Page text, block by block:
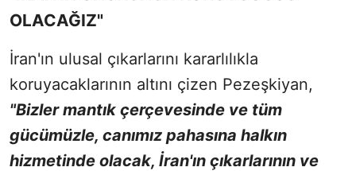
OLACAĞIZ"
İran'ın ulusal çıkarlarını kararlılıkla
koruyacaklarının altını çizen Pezeşkiyan,
"Bizler mantık çerçevesinde ve tüm
gücümüzle, canımız pahasına halkın
hizmetinde olacak, İran'ın çıkarlarının ve